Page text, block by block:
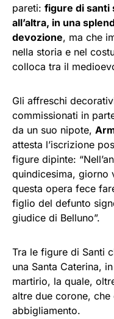
pareti: figure di santi
all’altra, in una
devozione, ma che
nella storia e nel
colloca tra il
Gli affreschi
commissionati in
da un suo nipote,
attesta l’iscrizione
figure dipinte:
quindicesima, giorno
questa opera fece
figlio del defunto
giudice di Belluno”.
Tra le figure di Santi
una Santa Caterina,
martirio, la quale,
altre due corone,
abbigliamento.